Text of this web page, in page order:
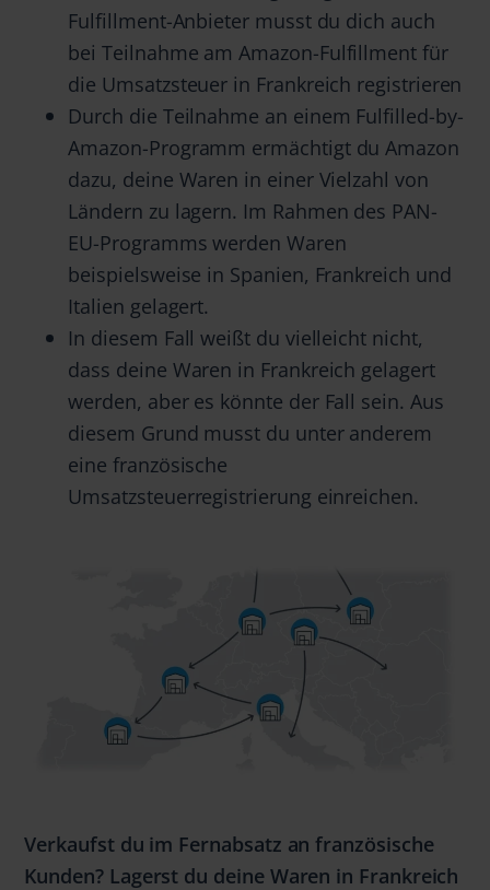
Fulfillment-Anbieter musst du dich auch
bei Teilnahme am Amazon-Fulfillment für
die Umsatzsteuer in Frankreich registrieren
Durch die Teilnahme an einem Fulfilled-by-
Amazon-Programm ermächtigt du Amazon
dazu, deine Waren in einer Vielzahl von
Ländern zu lagern. Im Rahmen des PAN-
EU-Programms werden Waren
beispielsweise in Spanien, Frankreich und
Italien gelagert.
In diesem Fall weißt du vielleicht nicht,
dass deine Waren in Frankreich gelagert
werden, aber es könnte der Fall sein. Aus
diesem Grund musst du unter anderem
eine französische
Umsatzsteuerregistrierung einreichen.
Verkaufst du im Fernabsatz an französische
Kunden? Lagerst du deine Waren in Frankreich